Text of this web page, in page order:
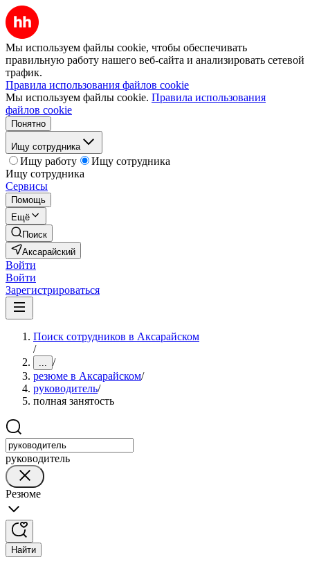
Мы используем файлы cookie, чтобы обеспечивать
правильную работу нашего веб-сайта и анализировать сетевой
трафик.
Правила использования файлов cookie
Мы используем файлы cookie. Правила использования
файлов cookie
Понятно
Ищу сотрудника
Ищу работу
Ищу сотрудника
Ищу сотрудника
Сервисы
Помощь
Ещё
Поиск
Аксарайский
Войти
Войти
Зарегистрироваться
Поиск сотрудников в Аксарайском
/
... /
резюме в Аксарайском/
руководитель/
полная занятость
руководитель
Резюме
Найти